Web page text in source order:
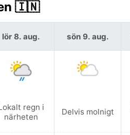
🇮🇳
lör 8. aug.
regn i
närheten
sön 9. aug.
Delvis molnigt